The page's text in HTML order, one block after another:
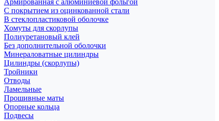
Армированная с алюминиевой фольгой
С покрытием из оцинкованной стали
В стеклопластиковой оболочке
Хомуты для скорлупы
Полиуретановый клей
Без дополнительной оболочки
Минераловатные цилиндры
Цилиндры (скорлупы)
Тройники
Отводы
Ламельные
Прошивные маты
Опорные кольца
Подвесы